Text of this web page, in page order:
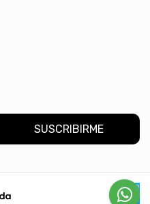
SUSCRIBIRME